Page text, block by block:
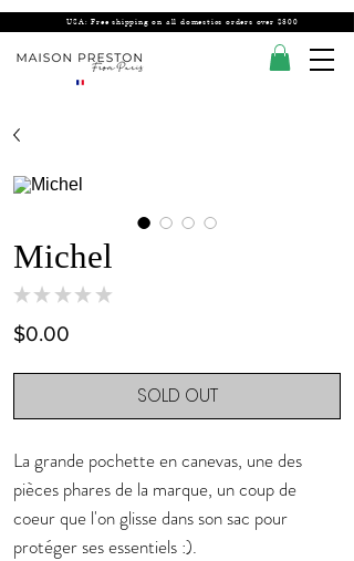
USA: Free shipping on all domestics orders over $300
Michel
★ ★ ★ ★ ★
$0.00
SOLD OUT
La grande pochette en canevas, une des
pièces phares de la marque, un coup de
coeur que l'on glisse dans son sac pour
protéger ses essentiels :).